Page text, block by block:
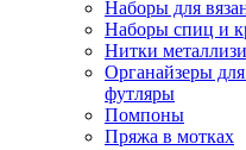
Наборы для
Наборы спиц и
Нитки
Органайзеры
футляры
Помпоны
Пряжа в мотках